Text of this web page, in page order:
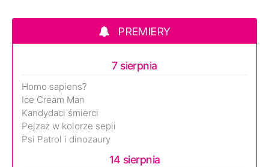
PREMIERY
7 sierpnia
Homo sapiens?
Ice Cream Man
Kandydaci śmierci
Pejzaż w kolorze sepii
Psi Patrol i dinozaury
14 sierpnia